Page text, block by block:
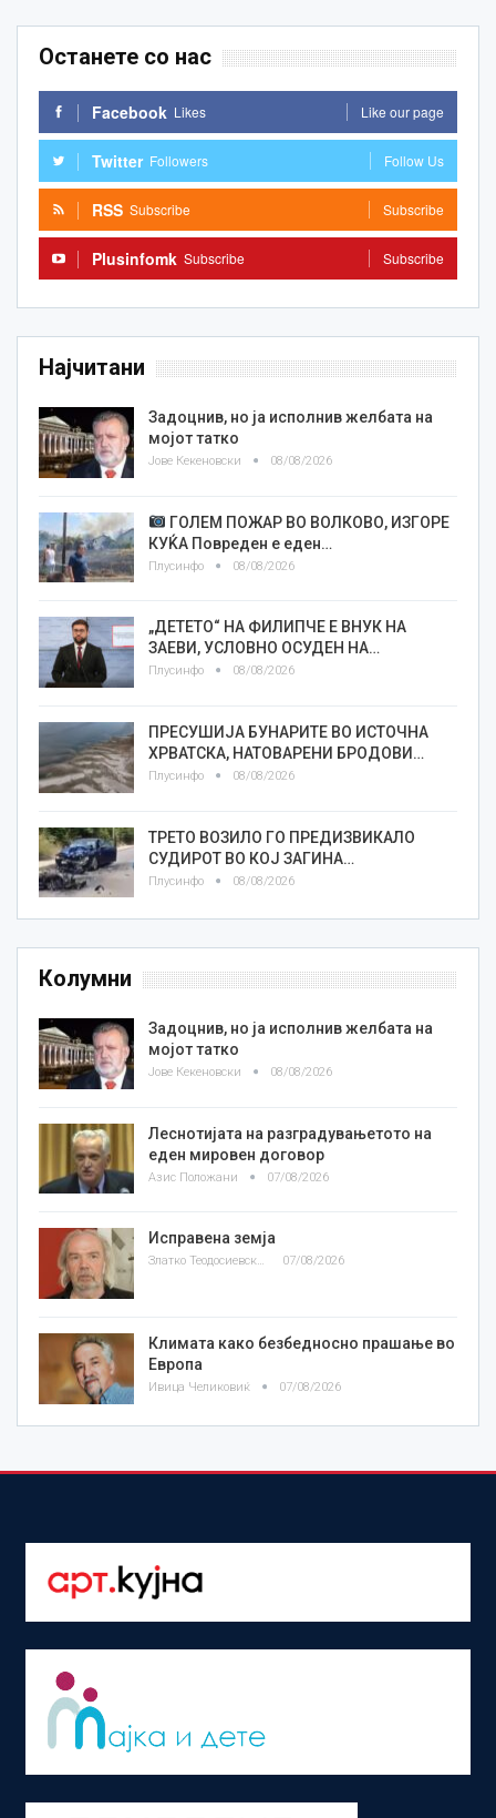
Останете со нас
Facebook Likes Like our page
Twitter Followers Follow Us
RSS Subscribe Subscribe
Plusinfomk Subscribe Subscribe
Најчитани
Задоцнив, но ја исполнив желбата на
мојот татко
Јове Кекеновски 08/08/2026
ГОЛЕМ ПОЖАР ВО ВОЛКОВО, ИЗГОРЕ
КУЌА Повреден е еден…
Плусинфо 08/08/2026
„ДЕТЕТО“ НА ФИЛИПЧЕ Е ВНУК НА
ЗАЕВИ, УСЛОВНО ОСУДЕН НА…
Плусинфо 08/08/2026
ПРЕСУШИЈА БУНАРИТЕ ВО ИСТОЧНА
ХРВАТСКА, НАТОВАРЕНИ БРОДОВИ…
Плусинфо 08/08/2026
ТРЕТО ВОЗИЛО ГО ПРЕДИЗВИКАЛО
СУДИРОТ ВО КОЈ ЗАГИНА…
Плусинфо 08/08/2026
Колумни
Задоцнив, но ја исполнив желбата на
мојот татко
Јове Кекеновски 08/08/2026
Леснотијата на разградувањетото на
еден мировен договор
Азис Положани 07/08/2026
Исправена земја
Златко Теодосиевски 07/08/2026
Климата како безбедносно прашање во
Европа
Ивица Челиковиќ 07/08/2026